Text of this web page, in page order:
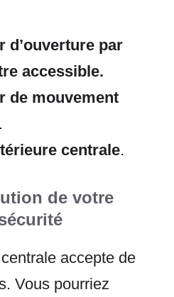
d’ouverture par
accessible.
de mouvement
.
centrale.
de votre
accepte de
Vous pourriez